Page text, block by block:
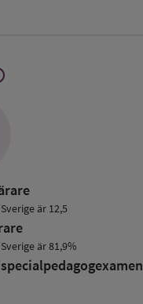
är 12,5
är 81,9%